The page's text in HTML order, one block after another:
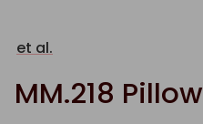
et al.
MM.218 Pillow